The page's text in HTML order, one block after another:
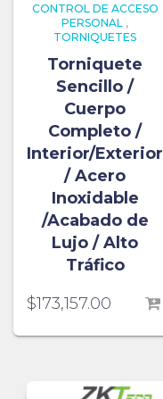
CONTROL DE ACCESO
PERSONAL ,
TORNIQUETES
Torniquete
Sencillo /
Cuerpo
Completo /
Interior/Exterior
/ Acero
Inoxidable
/Acabado de
Lujo / Alto
Tráfico
$173,157.00